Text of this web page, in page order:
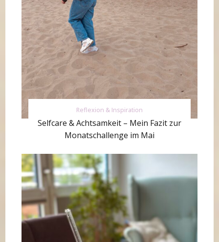
Reflexion & Inspiration
Selfcare & Achtsamkeit – Mein Fazit zur
Monatschallenge im Mai